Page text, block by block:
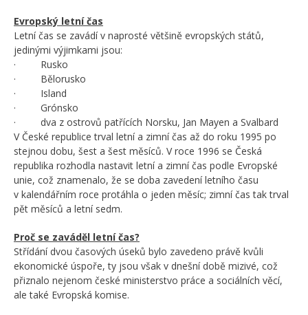
Evropský letní čas
Letní čas se zavádí v naprosté většině evropských států,
jedinými výjimkami jsou:
· Rusko
· Bělorusko
· Island
· Grónsko
· dva z ostrovů patřících Norsku, Jan Mayen a Svalbard
V České republice trval letní a zimní čas až do roku 1995 po
stejnou dobu, šest a šest měsíců. V roce 1996 se Česká
republika rozhodla nastavit letní a zimní čas podle Evropské
unie, což znamenalo, že se doba zavedení letního času
v kalendářním roce protáhla o jeden měsíc; zimní čas tak trval
pět měsíců a letní sedm.
Proč se zaváděl letní čas?
Střídání dvou časových úseků bylo zavedeno právě kvůli
ekonomické úspoře, ty jsou však v dnešní době mizivé, což
přiznalo nejenom české ministerstvo práce a sociálních věcí,
ale také Evropská komise.